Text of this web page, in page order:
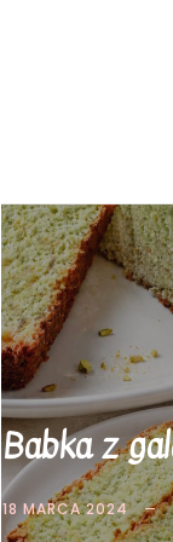
Babka z
18 MARCA 2024